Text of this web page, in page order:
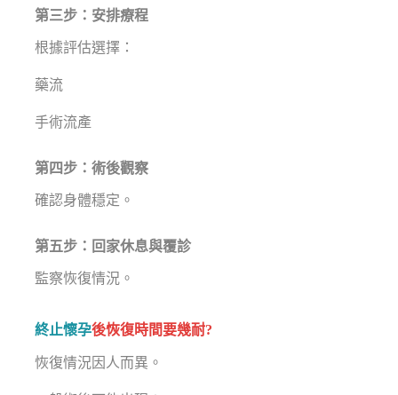
第三步：安排療程
根據評估選擇：
藥流
手術流產
第四步：術後觀察
確認身體穩定。
第五步：回家休息與覆診
監察恢復情況。
終止懷孕後恢復時間要幾耐?
恢復情況因人而異。